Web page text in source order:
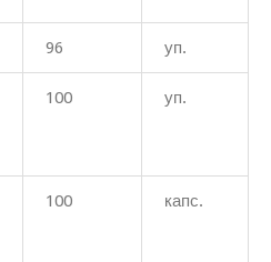
96 уп.
100 уп.
100 капс.